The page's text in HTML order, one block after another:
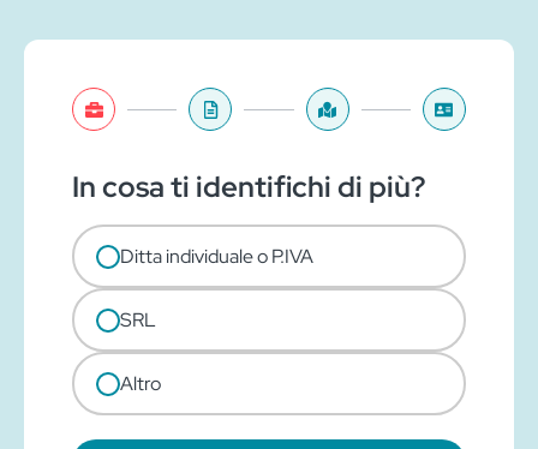
In cosa ti identifichi di più?
Ditta individuale o P.IVA
SRL
Altro